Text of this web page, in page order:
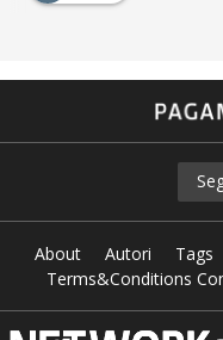
About Autori Tags
Terms&Conditions